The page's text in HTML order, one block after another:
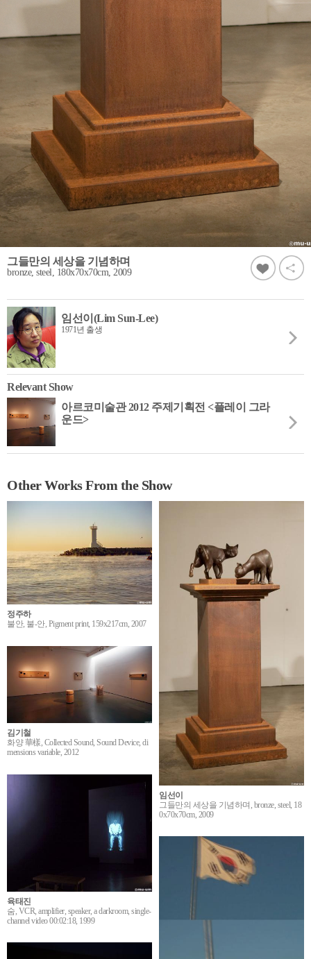
그들만의 세상을 기념하며
bronze, steel, 180x70x70cm, 2009
임선이(Lim Sun-Lee)
1971년 출생
Relevant Show
아르코미술관 2012 주제기획전 <플레이 그라
운드>
Other Works From the Show
정주하
불안, 불-안, Pigment print, 159x217cm, 2007
임선이
그들만의 세상을 기념하며, bronze, steel, 18
0x70x70cm, 2009
김기철
화양 華樣, Collected Sound, Sound Device, di
mensions variable, 2012
육태진
숨, VCR, amplifier, speaker, a darkroom, single-
channel video 00:02:18, 1999